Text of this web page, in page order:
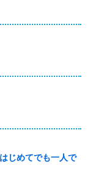
じめてでも一人で